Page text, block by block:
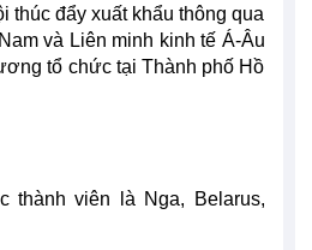
thúc đẩy xuất khẩu thông qua
và Liên minh kinh tế Á-Âu
tổ chức tại Thành phố Hồ
thành viên là Nga, Belarus,